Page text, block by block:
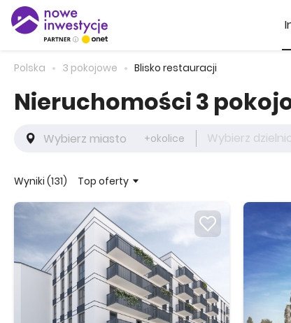
Polska 3 pokojowe Blisko restauracji
Nieruchomości 3
+okolice Wybierz
Wyniki (131) Top oferty